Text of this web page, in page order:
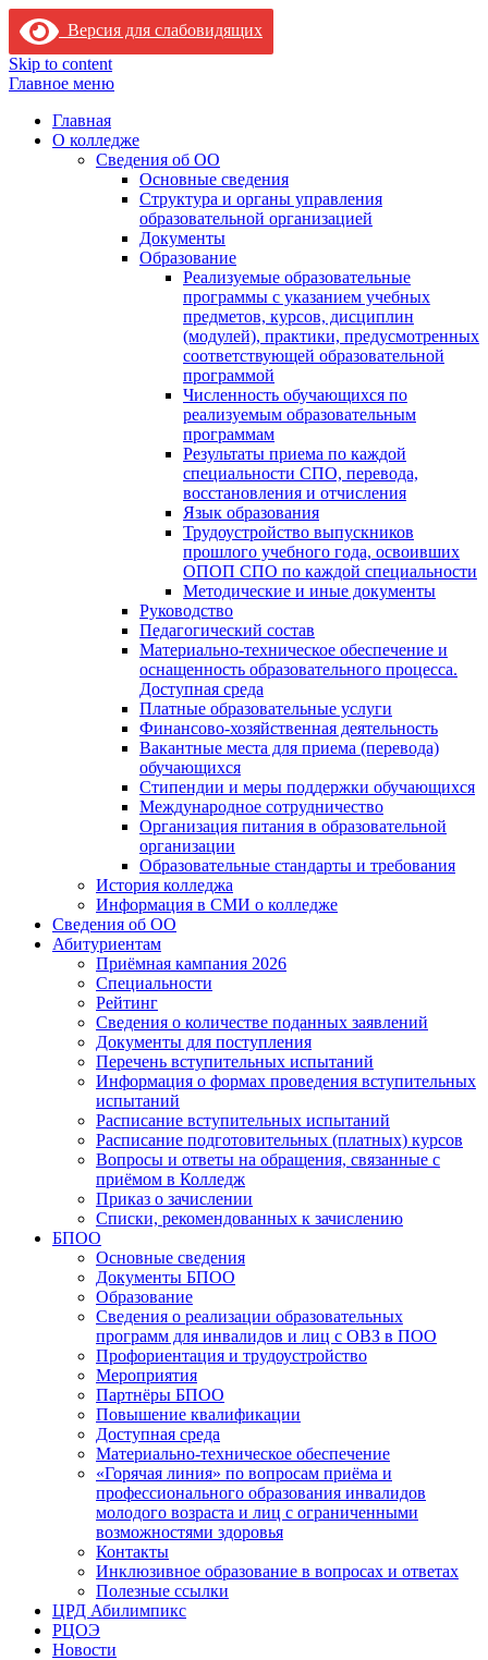
Версия для слабовидящих
Skip to content
Главное меню
Главная
О колледже
Сведения об ОО
Основные сведения
Структура и органы управления
образовательной организацией
Документы
Образование
Реализуемые образовательные
программы с указанием учебных
предметов, курсов, дисциплин
(модулей), практики, предусмотренных
соответствующей образовательной
программой
Численность обучающихся по
реализуемым образовательным
программам
Результаты приема по каждой
специальности СПО, перевода,
восстановления и отчисления
Язык образования
Трудоустройство выпускников
прошлого учебного года, освоивших
ОПОП СПО по каждой специальности
Методические и иные документы
Руководство
Педагогический состав
Материально-техническое обеспечение и
оснащенность образовательного процесса.
Доступная среда
Платные образовательные услуги
Финансово-хозяйственная деятельность
Вакантные места для приема (перевода)
обучающихся
Стипендии и меры поддержки обучающихся
Международное сотрудничество
Организация питания в образовательной
организации
Образовательные стандарты и требования
История колледжа
Информация в СМИ о колледже
Сведения об ОО
Абитуриентам
Приёмная кампания 2026
Специальности
Рейтинг
Сведения о количестве поданных заявлений
Документы для поступления
Перечень вступительных испытаний
Информация о формах проведения вступительных
испытаний
Расписание вступительных испытаний
Расписание подготовительных (платных) курсов
Вопросы и ответы на обращения, связанные с
приёмом в Колледж
Приказ о зачислении
Списки, рекомендованных к зачислению
БПОО
Основные сведения
Документы БПОО
Образование
Сведения о реализации образовательных
программ для инвалидов и лиц с ОВЗ в ПОО
Профориентация и трудоустройство
Мероприятия
Партнёры БПОО
Повышение квалификации
Доступная среда
Материально-техническое обеспечение
«Горячая линия» по вопросам приёма и
профессионального образования инвалидов
молодого возраста и лиц с ограниченными
возможностями здоровья
Контакты
Инклюзивное образование в вопросах и ответах
Полезные ссылки
ЦРД Абилимпикс
РЦОЭ
Новости